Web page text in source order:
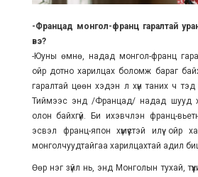
-Францад монгол-франц гаралтай
вэ?
-Юуны өмнө, надад монгол-франц
ойр дотно харилцах боломж бараг
гаралтай цөөн хэдэн л хүн таних ч тэд
Тиймээс энд /Францад/ надад шууд
олон байхгүй. Би ихэвчлэн франц-
эсвэл франц-япон хүмүүстэй илүү ойр
монголчуудтайгаа харилцахтай адил
Өөр нэг зүйл нь, энд Монголын тухай,